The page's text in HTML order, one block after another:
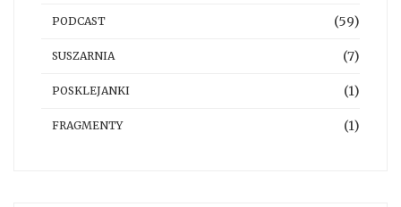
PODCAST (59)
SUSZARNIA (7)
POSKLEJANKI (1)
FRAGMENTY (1)